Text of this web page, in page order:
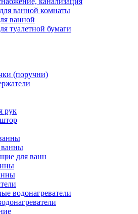
ванной комнаты
ванной
туалетной бумаги
(поручни)
рук
для ванн
водонагреватели